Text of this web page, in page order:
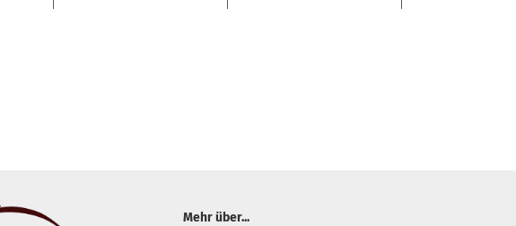
Mehr über...